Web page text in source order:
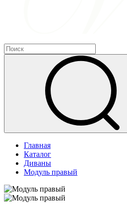
Главная
Каталог
Диваны
Модуль правый